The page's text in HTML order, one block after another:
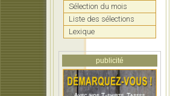
Sélection du mois
Liste des sélections
Lexique
publicité